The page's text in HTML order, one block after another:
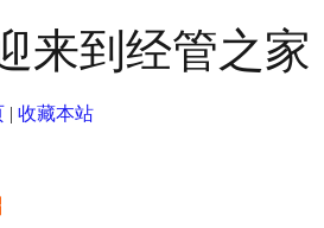
来到经管之家
| 收藏本站